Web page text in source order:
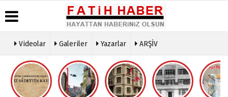
Haber
Arşivi
Günün
Haberleri
Biyografiler
Köşe
Yazarları
Video
Galeri
Künye
İletişim
Çerez
Videolar Galeriler Yazarlar ARŞİV